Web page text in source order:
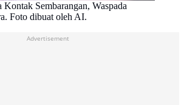
Kontak Sembarangan, Waspada
Foto dibuat oleh AI.
Advertisement